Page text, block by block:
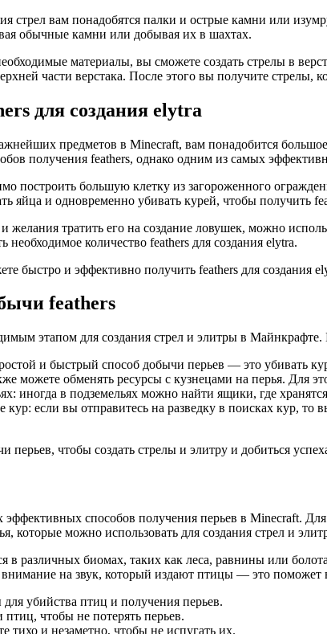
стрел вам понадобятся палки и острые камни или
обычные камни или добывая их в шахтах.
материалы, вы сможете создать стрелы в
части верстака. После этого вы получите стрелы,
для создания elytra
предметов в Minecraft, вам понадобится
получения feathers, однако одним из самых
построить большую клетку из загороженного
яйца и одновременно убивать курей, чтобы получить
желания тратить его на создание ловушек, можно
количество feathers для создания elytra.
быстро и эффективно получить feathers для создания
feathers
этапом для создания стрел и элитры в
и быстрый способ добычи перьев — это убивать
можете обменять ресурсы с кузнецами на перья. Для
иногда в подземельях можно найти ящики, где
кур: если вы отправитесь на разведку в поисках кур,
перьев, чтобы создать стрелы и элитру и добиться
способов получения перьев в Minecraft.
которые можно использовать для создания стрел и
в различных биомах, таких как леса, равнины или
на звук, который издают птицы — это поможет
убийства птиц и получения перьев.
птиц, чтобы не потерять перьев.
тихо и незаметно, чтобы не испугать их.